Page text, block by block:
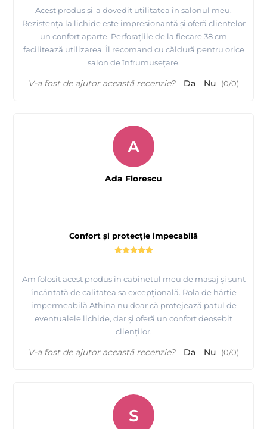
Acest produs și-a dovedit utilitatea în salonul meu.
Rezistența la lichide este impresionantă și oferă clientelor
un confort aparte. Perforațiile de la fiecare 38 cm
facilitează utilizarea. Îl recomand cu căldură pentru orice
salon de înfrumusețare.
V-a fost de ajutor această recenzie? Da Nu (0/0)
Confort și protecție impecabilă
Am folosit acest produs în cabinetul meu de masaj și sunt
încântată de calitatea sa excepțională. Rola de hârtie
impermeabilă Athina nu doar că protejează patul de
eventualele lichide, dar și oferă un confort deosebit
clienților.
A
Ada Florescu
V-a fost de ajutor această recenzie? Da Nu (0/0)
S